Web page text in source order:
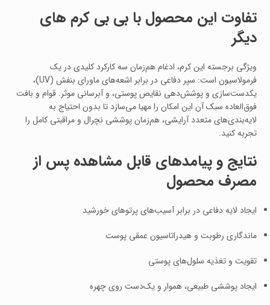
تفاوت این محصول با بی بی کرم های
دیگر
ویژگی برجسته این کرم، ادغام هم‌زمان سه کارکرد کلیدی در یک
فرمولاسیون است: سپر دفاعی در برابر اشعه‌های ماورای بنفش (UV)،
یکدست‌سازی و پوشش‌دهی نقایص پوستی، و آبرسانی موثر. قوام و بافت
فوق‌العاده سبک آن این امکان را مهیا می‌سازد تا بدون احتیاج به
لایه‌بندی‌های متعدد آرایشی، هم‌زمان پوششی نچرال و مراقبتی کامل را
تجربه کنید.
نتایج و پیامدهای قابل مشاهده پس از
مصرف محصول
ایجاد لایه دفاعی در برابر آسیب‌های پرتوهای خورشید
ماندگاری رطوبت و هیدراتاسیون عمقی پوست
تقویت و تغذیه سلول‌های پوستی
ایجاد پوششی طبیعی، هموار و یک‌دست روی چهره